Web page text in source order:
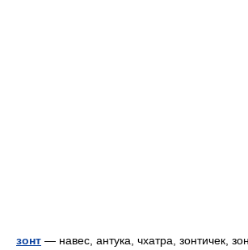
зонт — навес, антука, чхатра, зонтичек,